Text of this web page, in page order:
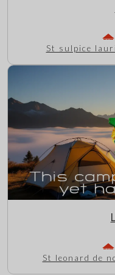
St sulpice
St leonard de